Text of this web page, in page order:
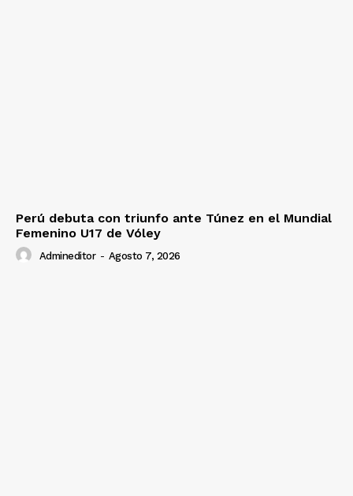
Perú debuta con triunfo ante Túnez en el Mundial
Femenino U17 de Vóley
Admineditor - Agosto 7, 2026